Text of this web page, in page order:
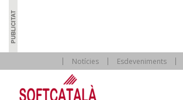
Notícies Esdeveniments